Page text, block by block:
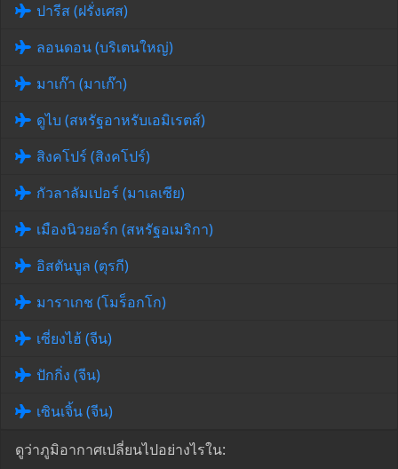
ปารีส (ฝรั่งเศส)
ลอนดอน (บริเตนใหญ่)
มาเก๊า (มาเก๊า)
ดูไบ (สหรัฐอาหรับเอมิเรตส์)
สิงคโปร์ (สิงคโปร์)
กัวลาลัมเปอร์ (มาเลเซีย)
เมืองนิวยอร์ก (สหรัฐอเมริกา)
อิสตันบูล (ตุรกี)
มาราเกช (โมร็อกโก)
เซี่ยงไฮ้ (จีน)
ปักกิ่ง (จีน)
เซินเจิ้น (จีน)
ดูว่าภูมิอากาศเปลี่ยนไปอย่างไรใน: